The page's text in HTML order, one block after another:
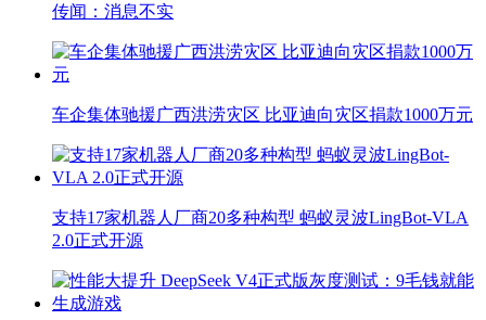
传闻：消息不实
车企集体驰援广西洪涝灾区 比亚迪向灾区捐款1000万元
支持17家机器人厂商20多种构型 蚂蚁灵波LingBot-VLA
2.0正式开源